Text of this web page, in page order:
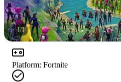
1/1
Platform: Fortnite